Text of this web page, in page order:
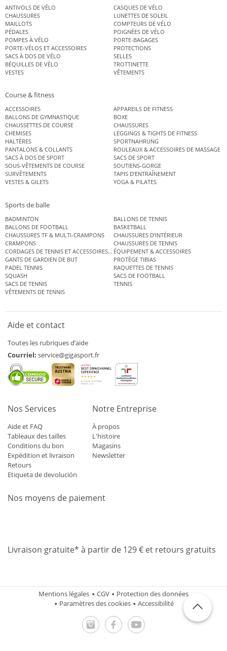
ANTIVOLS DE VÉLO
CASQUES DE VÉLO
CHAUSSURES
LUNETTES DE SOLEIL
MAILLOTS
COMPTEURS DE VÉLO
PÉDALES
POIGNÉES DE VÉLO
POMPES À VÉLO
PORTE-BAGAGES
PORTE-VÉLOS ET ACCESSOIRES
PROTECTIONS
SACS À DOS DE VÉLO
SELLES
BÉQUILLES DE VÉLO
TROTTINETTE
VESTES
VÊTEMENTS
Course & fitness
ACCESSOIRES
APPAREILS DE FITNESS
BALLONS DE GYMNASTIQUE
BOXE
CHAUSSETTES DE COURSE
CHAUSSURES
CHEMISES
LEGGINGS & TIGHTS DE FITNESS
HALTÈRES
SPORTNAHRUNG
PANTALONS & COLLANTS
ROULEAUX & ACCESSOIRES DE MASSAGE
SACS À DOS DE SPORT
SACS DE SPORT
SOUS-VÊTEMENTS DE COURSE
SOUTIENS-GORGE
SURVÊTEMENTS
TAPIS D’ENTRAÎNEMENT
VESTES & GILETS
YOGA & PILATES
Sports de balle
BADMINTON
BALLONS DE TENNIS
BALLONS DE FOOTBALL
BASKETBALL
CHAUSSURES TF & MULTI-CRAMPONS
CHAUSSURES D’INTÉRIEUR
CRAMPONS
CHAUSSURES DE TENNIS
CORDAGES DE TENNIS ET ACCESSOIRES DE TENNISÉQUIPEMENT & ACCESSOIRES
GANTS DE GARDIEN DE BUT
PROTÈGE TIBIAS
PADEL TENNIS
RAQUETTES DE TENNIS
SQUASH
SACS DE FOOTBALL
SACS DE TENNIS
TENNIS
VÊTEMENTS DE TENNIS
Aide et contact
Toutes les rubriques d’aide
Courriel: service@gigasport.fr
Nos Services
Aide et FAQ
Tableaux des tailles
Conditions du bon
Expédition et livraison
Retours
Etiqueta de devolución
Notre Entreprise
À propos
L'histoire
Magasins
Newsletter
Nos moyens de paiement
Livraison gratuite* à partir de 129 € et retours gratuits
Mentions légales CGV
Protection des données
Paramètres des cookies
Accessibilité